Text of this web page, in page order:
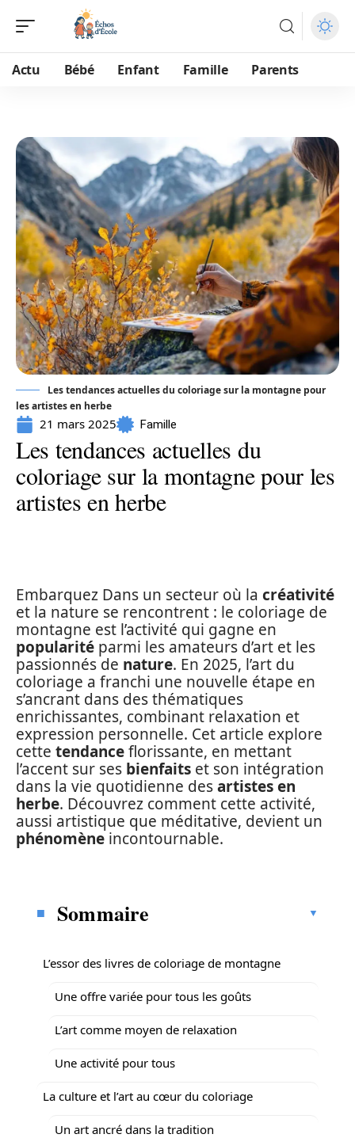
Actu Bébé Enfant Famille Parents
Les tendances actuelles du coloriage sur la montagne pour
les artistes en herbe
21 mars 2025 Famille
Les tendances actuelles du
coloriage sur la montagne pour les
artistes en herbe
Embarquez Dans un secteur où la créativité
et la nature se rencontrent : le coloriage de
montagne est l’activité qui gagne en
popularité parmi les amateurs d’art et les
passionnés de nature. En 2025, l’art du
coloriage a franchi une nouvelle étape en
s’ancrant dans des thématiques
enrichissantes, combinant relaxation et
expression personnelle. Cet article explore
cette tendanceflorissante, en mettant
l’accent sur ses bienfaits et son intégration
dans la vie quotidienne desartistes en
herbe. Découvrez comment cette activité,
aussi artistique que méditative, devient un
phénomène incontournable.
Sommaire
L’essor des livres de coloriage de montagne
Une offre variée pour tous les goûts
L’art comme moyen de relaxation
Une activité pour tous
La culture et l’art au cœur du coloriage
Un art ancré dans la tradition